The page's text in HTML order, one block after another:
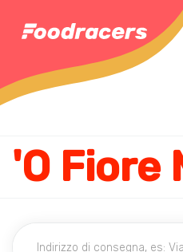
'O Fiore